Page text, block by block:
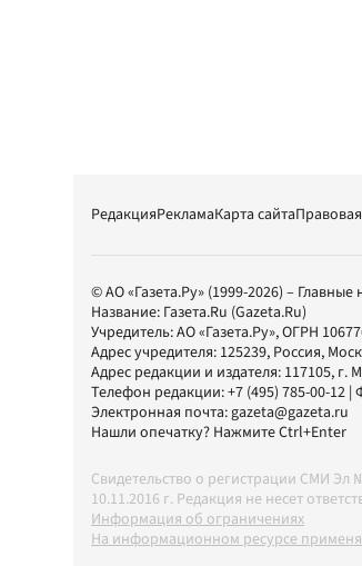
РедакцияРекламаКарта сайта
© АО «Газета.Ру» (1999-2026) – Главные
Название: Газета.Ru (Gazeta.Ru)
Учредитель:АО «Газета.Ру», ОГРН
Адрес учредителя: 125239, Россия,
Адрес редакции и издателя: 117105, г.
Телефон редакции:+7 (495) 785-00-12 |
Электронная почта:gazeta@gazeta.ru
Нашли опечатку? Нажмите Ctrl+Enter
Свидетельство о регистрации СМИ
10.11.2016 г. Редакция не несет
Информация об ограничениях
На информационном ресурсе